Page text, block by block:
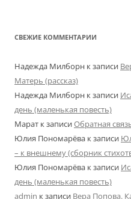
СВЕЖИЕ КОММЕНТАРИИ
Надежда Милборн к записи
Матерь (рассказ)
Надежда Милборн к записи
день (маленькая повесть)
Марат к записиОбратная
Юлия Пономарёва к записи
– к внешнему (сборник
Юлия Пономарёва к записи
день (маленькая повесть)
admin к записи Вера Попова.